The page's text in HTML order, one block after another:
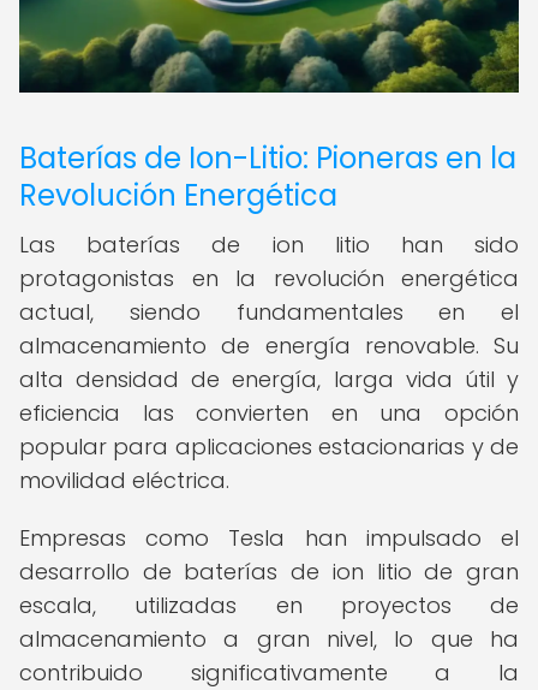
Baterías de Ion-Litio: Pioneras en la
Revolución Energética
Las baterías de ion litio han sido
protagonistas en la revolución energética
actual, siendo fundamentales en el
almacenamiento de energía renovable. Su
alta densidad de energía, larga vida útil y
eficiencia las convierten en una opción
popular para aplicaciones estacionarias y de
movilidad eléctrica.
Empresas como Tesla han impulsado el
desarrollo de baterías de ion litio de gran
escala, utilizadas en proyectos de
almacenamiento a gran nivel, lo que ha
contribuido significativamente a la